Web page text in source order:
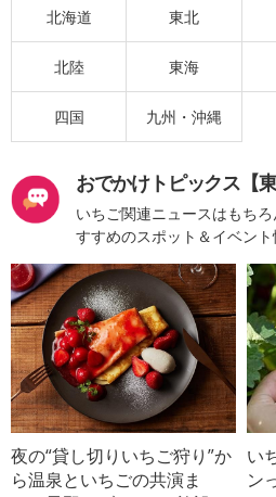
北海道 東北
北陸 東海
四国 九州・沖縄
おでかけトピックス【東
いちご関連ニュースはもち
すすめのスポット＆イベン
夜の“貸し切りいちご狩り”か
ら温泉といちごの共演ま
い
ン